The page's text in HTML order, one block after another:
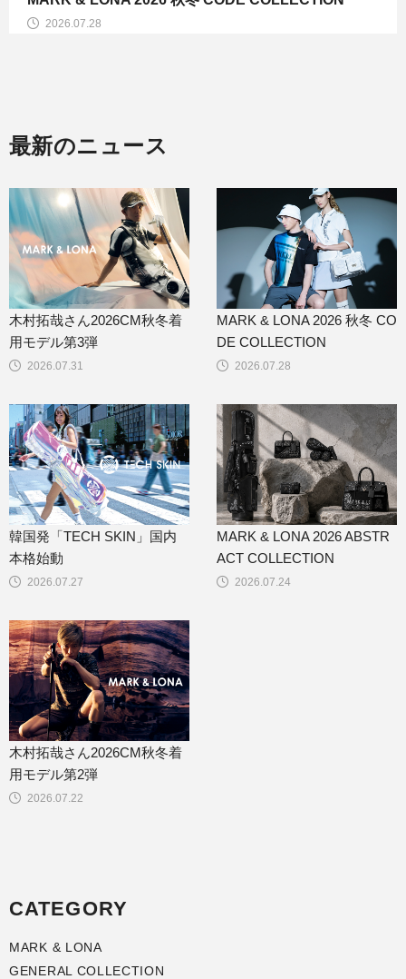
2026.07.28
最新のニュース
2026.07.31
木村拓哉さん2026CM秋冬着
用モデル第3弾
2026.07.28
MARK & LONA 2026 秋冬 CO
DE COLLECTION
2026.07.27
韓国発「TECH SKIN」国内
本格始動
2026.07.24
MARK & LONA 2026 ABSTR
ACT COLLECTION
2026.07.22
木村拓哉さん2026CM秋冬着
用モデル第2弾
CATEGORY
MARK & LONA
GENERAL COLLECTION